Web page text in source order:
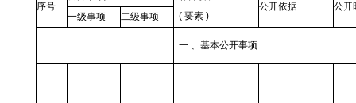
序号
( 要素 )
公开依据
公开
一级事项
二级事项
一 、基本公开事项